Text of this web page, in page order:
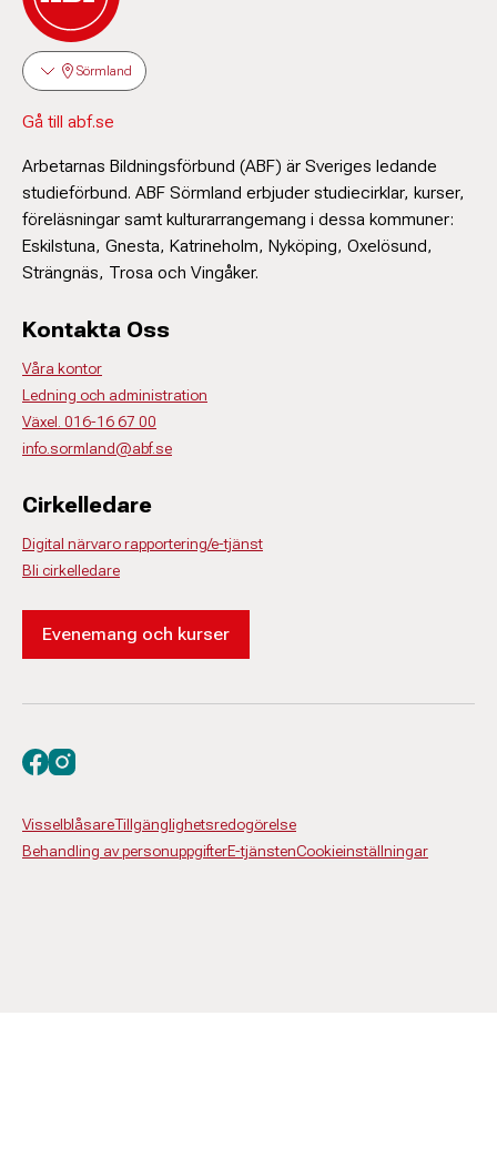
Sörmland
Gå till abf.se
Arbetarnas Bildningsförbund (ABF) är Sveriges ledande
studieförbund. ABF Sörmland erbjuder studiecirklar, kurser,
föreläsningar samt kulturarrangemang i dessa kommuner:
Eskilstuna, Gnesta, Katrineholm, Nyköping, Oxelösund,
Strängnäs, Trosa och Vingåker.
Kontakta Oss
Våra kontor
Ledning och administration
Växel. 016-16 67 00
info.sormland@abf.se
Cirkelledare
Digital närvaro rapportering/e-tjänst
Bli cirkelledare
Evenemang och kurser
VisselblåsareTillgänglighetsredogörelse
Behandling av personuppgifterE-tjänstenCookieinställningar
Besök oss på facebook
Besök oss på instagram